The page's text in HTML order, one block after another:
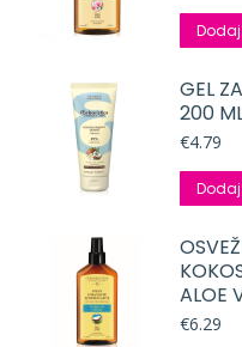
GEL
200
€4.79
ALOE
€6.29